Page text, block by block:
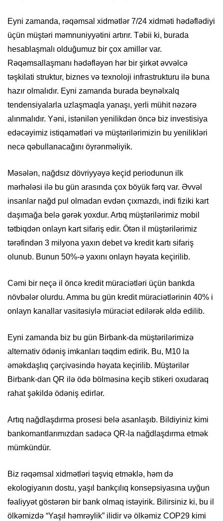
Eyni zamanda, rəqəmsal xidmətlər 7/24 xidməti hədəflədiyi
üçün müştəri məmnuniyyətini artırır. Təbii ki, burada
hesablaşmalı olduğumuz bir çox amillər var.
Rəqəmsallaşmanı hədəfləyən hər bir şirkət əvvəlcə
təşkilati struktur, biznes və texnoloji infrastrukturu ilə buna
hazır olmalıdır. Eyni zamanda burada beynəlxalq
tendensiyalarla uzlaşmaqla yanaşı, yerli mühit nəzərə
alınmalıdır. Yəni, istənilən yenilikdən öncə biz investisiya
edəcəyimiz istiqamətləri və müştərilərimizin bu yenilikləri
necə qəbullanacağını öyrənməliyik.
Məsələn, nağdsız dövriyyəyə keçid periodunun ilk
mərhələsi ilə bu gün arasında çox böyük fərq var. Əvvəl
insanlar nağd pul olmadan evdən çıxmazdı, indi fiziki kart
daşımağa belə gərək yoxdur. Artıq müştərilərimiz mobil
tətbiqdən onlayn kart sifariş edir. Ötən il müştərilərimiz
tərəfindən 3 milyona yaxın debet və kredit kartı sifariş
olunub. Bunun 50%-ə yaxını onlayn həyata keçirilib.
Cəmi bir neçə il öncə kredit müraciətləri üçün bankda
növbələr olurdu. Amma bu gün kredit müraciətlərinin 40% i
onlayn kanallar vasitəsiylə müraciət edilərək əldə edilib.
Eyni zamanda biz bu gün Birbank-da müştərilərimizə
alternativ ödəniş imkanları təqdim edirik. Bu, M10 la
əməkdaşlıq çərçivəsində həyata keçirilib. Müştərilər
Birbank-dan QR ilə ödə bölməsinə keçib stikeri oxudaraq
rahat şəkildə ödəniş edirlər.
Artıq nağdlaşdırma prosesi belə asanlaşıb. Bildiyiniz kimi
bankomantlarımızdan sadəcə QR-la nağdlaşdırma etmək
mümkündür.
Biz rəqəmsal xidmətləri təşviq etməklə, həm də
ekologiyanın dostu, yaşıl bankçılıq konsepsiyasına uyğun
fəaliyyət göstərən bir bank olmaq istəyirik. Bilirsiniz ki, bu il
ölkəmizdə “Yaşıl həmrəylik” ilidir və ölkəmiz COP29 kimi